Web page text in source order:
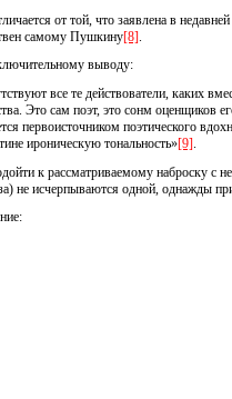
от той, что заявлена в
самому Пушкину[8]
выводу:
все те действователи, каких
Это сам поэт, это сонм оценщиков
первоисточником поэтического
ироническую тональность»[9].
к рассматриваемому наброску с
не исчерпываются одной, однажды